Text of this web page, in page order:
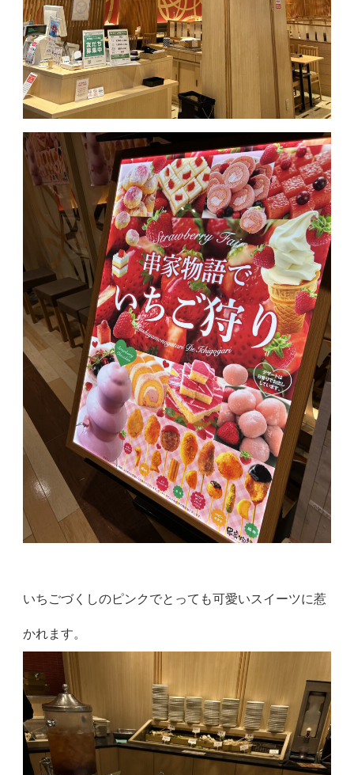
いちごづくしのピンクでとっても可愛いスイーツに惹
かれます。